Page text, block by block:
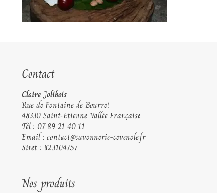
Contact
Claire Jolibois
Rue de Fontaine de Bourret
48330 Saint-Etienne Vallée Française
Tél : 07 89 21 40 11
Email : contact@savonnerie-cevenole.fr
Siret : 823104757
Nos produits